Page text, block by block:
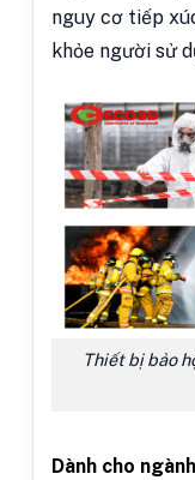
nguy cơ tiếp
khỏe người sử
Thiết bị bảo
Dành cho